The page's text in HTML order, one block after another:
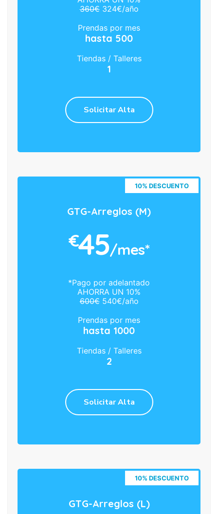
360€324€/año
Prendas por mes
hasta 500
Tiendas / Talleres
1
Solicitar Alta
10% DESCUENTO
GTG-Arreglos (M)
€45/mes*
*Pago por adelantado
AHORRA UN 10%
600€540€/año
Prendas por mes
hasta 1000
Tiendas / Talleres
2
Solicitar Alta
10% DESCUENTO
GTG-Arreglos (L)